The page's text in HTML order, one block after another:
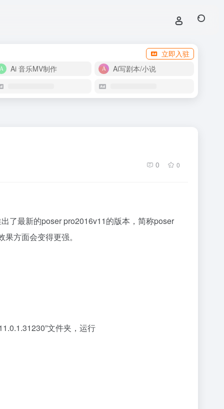
立即入驻
Ai 音乐MV制作
Ai写剧本/小说
0 0
了最新的poser pro2016v11的版本，简称poser
方面会变得更强。
文件夹，运行